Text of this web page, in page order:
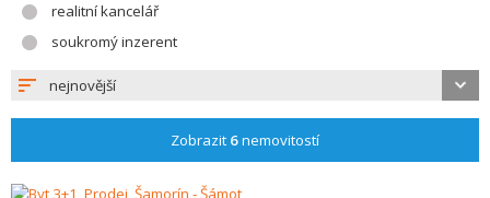
realitní kancelář
soukromý inzerent
nejnovější
Zobrazit 6nemovitostí